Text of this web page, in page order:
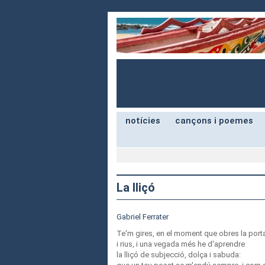
notícies cançons i poemes
La lliçó
Gabriel Ferrater
Te'm gires, en el moment que obres la
i rius, i una vegada més he d'aprendre
la lliçó de subjecció, dolça i sabuda: